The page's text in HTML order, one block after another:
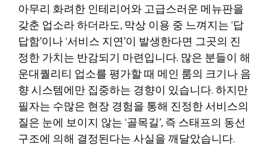
아무리 화려한 인테리어와 고급스러운 메뉴판을
갖춘 업소라 하더라도, 막상 이용 중 느껴지는 ‘답
답함’이나 ‘서비스 지연’이 발생한다면 그곳의 진
정한 가치는 반감되기 마련입니다. 많은 분들이 해
운대퀄리티 업소를 평가할 때 메인 룸의 크기나 음
향 시스템에만 집중하는 경향이 있습니다. 하지만
필자는 수많은 현장 경험을 통해 진정한 서비스의
질은 눈에 보이지 않는 ‘골목길’, 즉 스태프의 동선
구조에 의해 결정된다는 사실을 깨달았습니다.